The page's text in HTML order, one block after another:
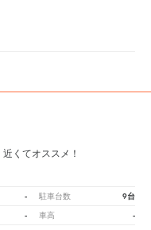
近くてオススメ！
- 駐車台数 9台
- 車高 -